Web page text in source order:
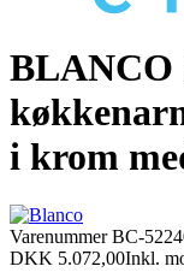
BLANCO
i krom
VarenummerBC-
DKK 5.072,00Inkl.